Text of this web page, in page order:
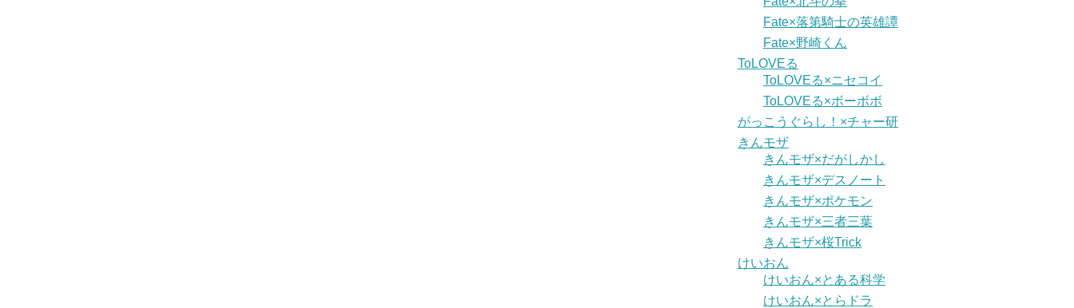
Fate×落第騎士の英雄譚
Fate×野崎くん
ToLOVEる
ToLOVEる×ニセコイ
ToLOVEる×ボーボボ
がっこうぐらし！×チャー研
きんモザ
きんモザ×だがしかし
きんモザ×デスノート
きんモザ×ポケモン
きんモザ×三者三葉
きんモザ×桜Trick
けいおん
けいおん×とある科学
けいおん×とらドラ